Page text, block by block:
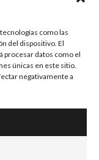
como las
del dispositivo. El
procesar datos como el
únicas en este sitio.
negativamente a